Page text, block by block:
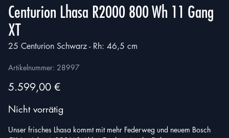
Centurion Lhasa R2000 800 Wh 11 Gang
XT
25 Centurion Schwarz - Rh: 46,5 cm
Artikelnummer: 28997
5.599,00 €
Nicht vorrätig
Unser frisches Lhasa kommt mit mehr Federweg und neuem Bosch